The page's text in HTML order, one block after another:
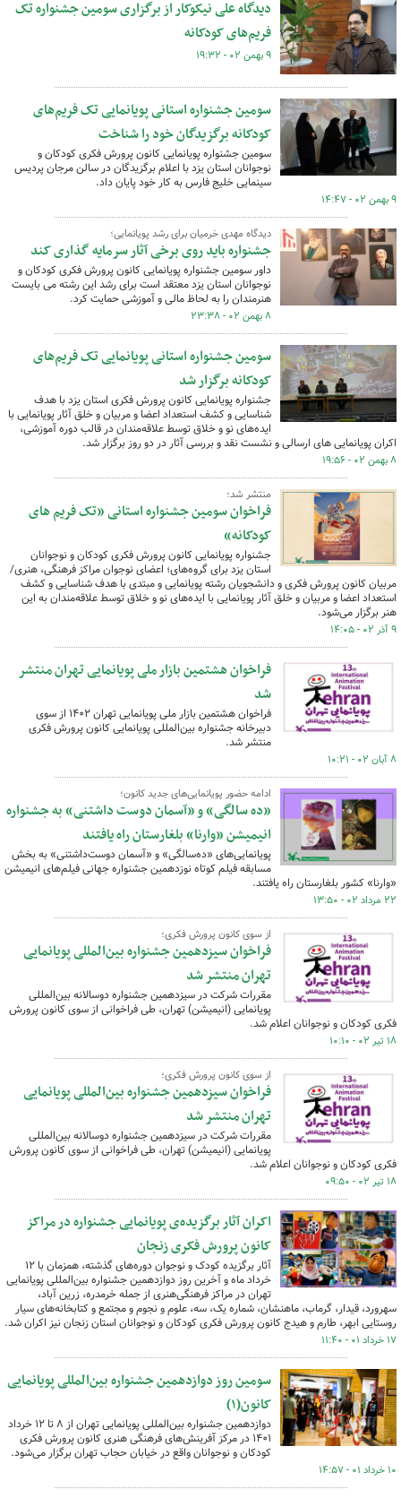
دیدگاه علی نیکوکار از برگزاری سومین جشنواره تک
فریم‌های کودکانه
۹ بهمن ۰۲ - ۱۹:۳۲
سومین جشنواره استانی پویانمایی تک فریم‌های
کودکانه برگزیدگان خود را شناخت
سومین جشنواره پویانمایی کانون پرورش فکری کودکان و
نوجوانان استان یزد با اعلام برگزیدگان در سالن مرجان پردیس
سینمایی خلیج فارس به کار خود پایان داد.
۹ بهمن ۰۲ - ۱۴:۴۷
دیدگاه مهدی خرمیان برای رشد پویانمایی؛
جشنواره باید روی برخی آثار سرمایه گذاری کند
داور سومین جشنواره پویانمایی کانون پرورش فکری کودکان و
نوجوانان استان یزد معتقد است برای رشد این رشته می بایست
هنرمندان را به لحاظ مالی و آموزشی حمایت کرد.
۸ بهمن ۰۲ - ۲۳:۳۸
سومین جشنواره استانی پویانمایی تک فریم‌های
کودکانه برگزار شد
جشنواره پویانمایی کانون پرورش فکری استان یزد با هدف
شناسایی و کشف استعداد اعضا و مربیان و خلق آثار پویانمایی با
ایده‌های نو و خلاق توسط علاقه‌مندان در قالب دوره آموزشی،
اکران پویانمایی های ارسالی و نشست نقد و بررسی آثار در دو روز برگزار شد.
۸ بهمن ۰۲ - ۱۹:۵۶
منتشر شد؛
فراخوان سومین جشنواره استانی ”تک فریم های
کودکانه“
جشنواره پویانمایی کانون پرورش فکری کودکان و نوجوانان
استان یزد برای گروه‌های؛ اعضای نوجوان مراکز فرهنگی، هنری/
مربیان کانون پرورش فکری و دانشجویان رشته پویانمایی و مبتدی با هدف شناسایی و کشف
استعداد اعضا و مربیان و خلق آثار پویانمایی با ایده‌های نو و خلاق توسط علاقه‌مندان به این
هنر برگزار می‌شود.
۹ آذر ۰۲ - ۱۴:۰۵
فراخوان هشتمین بازار ملی پویانمایی تهران منتشر
شد
فراخوان هشتمین بازار ملی پویانمایی تهران ۱۴۰۲ از سوی
دبیرخانه جشنواره بین‌المللی پویانمایی کانون پرورش فکری
منتشر شد.
۸ آبان ۰۲ - ۱۰:۲۱
ادامه حضور پویانمایی‌های جدید کانون؛
«ده سالگی» و «آسمان دوست داشتنی» به جشنواره
انیمیشن «وارنا» بلغارستان راه یافتند
پویانمایی‌های «ده‌سالگی» و «آسمان دوست‌داشتنی» به بخش
مسابقه فیلم کوتاه نوزدهمین جشنواره جهانی فیلم‌های انیمیشن
«وارنا» کشور بلغارستان راه یافتند.
۲۲ مرداد ۰۲ - ۱۳:۵۰
از سوی کانون پرورش فکری؛
فراخوان سیزدهمین جشنواره بین‌المللی پویانمایی
تهران منتشر شد
مقررات شرکت در سیزدهمین جشنواره دوسالانه بین‌المللی
پویانمایی (انیمیشن) تهران، طی فراخوانی از سوی کانون پرورش
فکری کودکان و نوجوانان اعلام شد.
۱۸ تیر ۰۲ - ۱۰:۱۰
از سوی کانون پرورش فکری؛
فراخوان سیزدهمین جشنواره بین‌المللی پویانمایی
تهران منتشر شد
مقررات شرکت در سیزدهمین جشنواره دوسالانه بین‌المللی
پویانمایی (انیمیشن) تهران، طی فراخوانی از سوی کانون پرورش
فکری کودکان و نوجوانان اعلام شد.
۱۸ تیر ۰۲ - ۰۹:۵۰
اکران آثار برگزیده‌ی پویانمایی جشنواره در مراکز
کانون پرورش فکری زنجان
آثار برگزیده کودک و نوجوان دوره‌های گذشته، همزمان با ۱۲
خرداد ماه و آخرین روز دوازدهمین جشنواره بین‌المللی پویانمایی
تهران در مراکز فرهنگی‌هنری از جمله خرمدره، زرین آباد،
سهرورد، قیدار، گرماب، ماهنشان، شماره یک، سه، علوم و نجوم و مجتمع و کتابخانه‌های سیار
روستایی ابهر، طارم و هیدج کانون پرورش فکری کودکان و نوجوانان استان زنجان نیز اکران شد.
۱۷ خرداد ۰۱ - ۱۱:۴۰
سومین روز دوازدهمین جشنواره بین‌المللی پویانمایی
کانون(۱)
دوازدهمین جشنواره بین‌المللی پویانمایی تهران از ۸ تا ۱۲ خرداد
۱۴۰۱ در مرکز آفرینش‌های فرهنگی هنری کانون پرورش فکری
کودکان و نوجوانان واقع در خیابان حجاب تهران برگزار می‌شود.
۱۰ خرداد ۰۱ - ۱۴:۵۷